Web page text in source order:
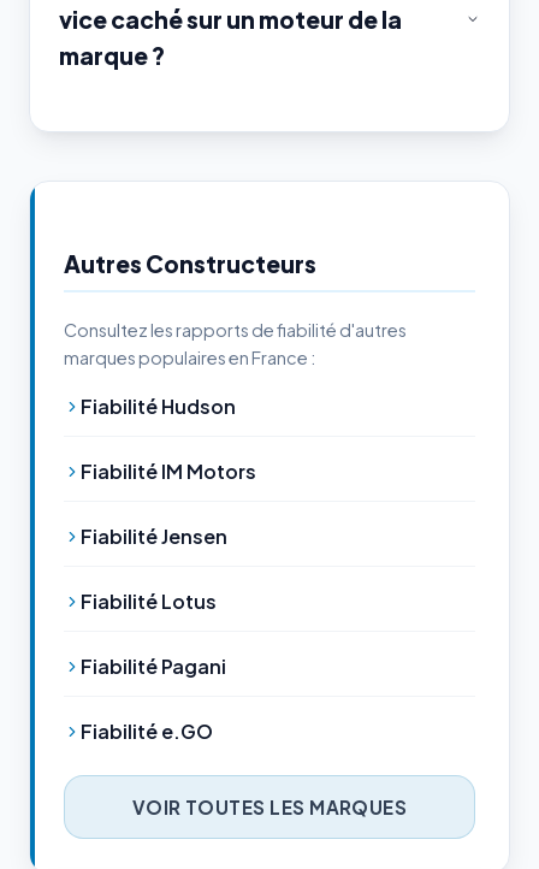
vice caché sur un moteur de la
marque ?
Autres Constructeurs
Consultez les rapports de fiabilité d'autres
marques populaires en France :
Fiabilité Hudson
Fiabilité IM Motors
Fiabilité Jensen
Fiabilité Lotus
Fiabilité Pagani
Fiabilité e.GO
VOIR TOUTES LES MARQUES